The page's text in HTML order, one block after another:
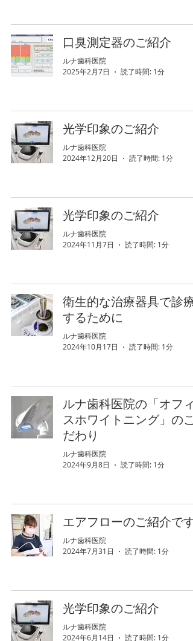
口臭測定器のご紹介
ルナ歯科医院
2025年2月7日
読了時間: 1分
光学印象のご紹介
ルナ歯科医院
2024年12月20日
読了時間: 1分
光学印象のご紹介
ルナ歯科医院
2024年11月7日
読了時間: 1分
衛生的な治療器具で診療
するために
ルナ歯科医院
2024年10月17日
読了時間: 1分
ルナ歯科医院の「オフィ
スホワイトニング」のこ
だわり
ルナ歯科医院
2024年9月8日
読了時間: 1分
エアフローのご紹介です
ルナ歯科医院
2024年7月31日
読了時間: 1分
光学印象のご紹介
ルナ歯科医院
2024年6月14日
読了時間: 1分